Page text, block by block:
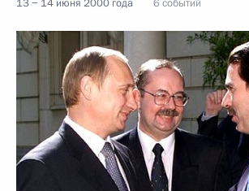
13 − 14 июня 2000 года 6 событий